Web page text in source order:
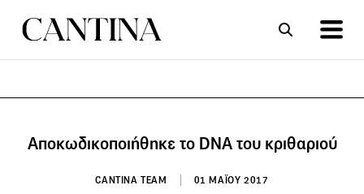
Αποκωδικοποιήθηκε το DNA του κριθαριού
CANTINA TEAM 01 ΜΑΪΟΥ 2017